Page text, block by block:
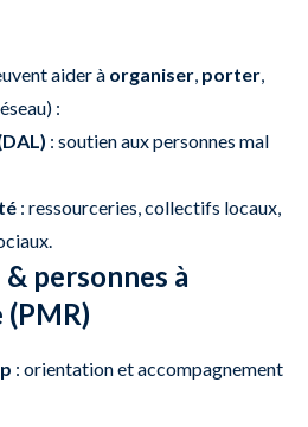
aider à organiser, porter,
:
: soutien aux personnes mal
: ressourceries, collectifs locaux,
personnes à
: orientation et accompagnement